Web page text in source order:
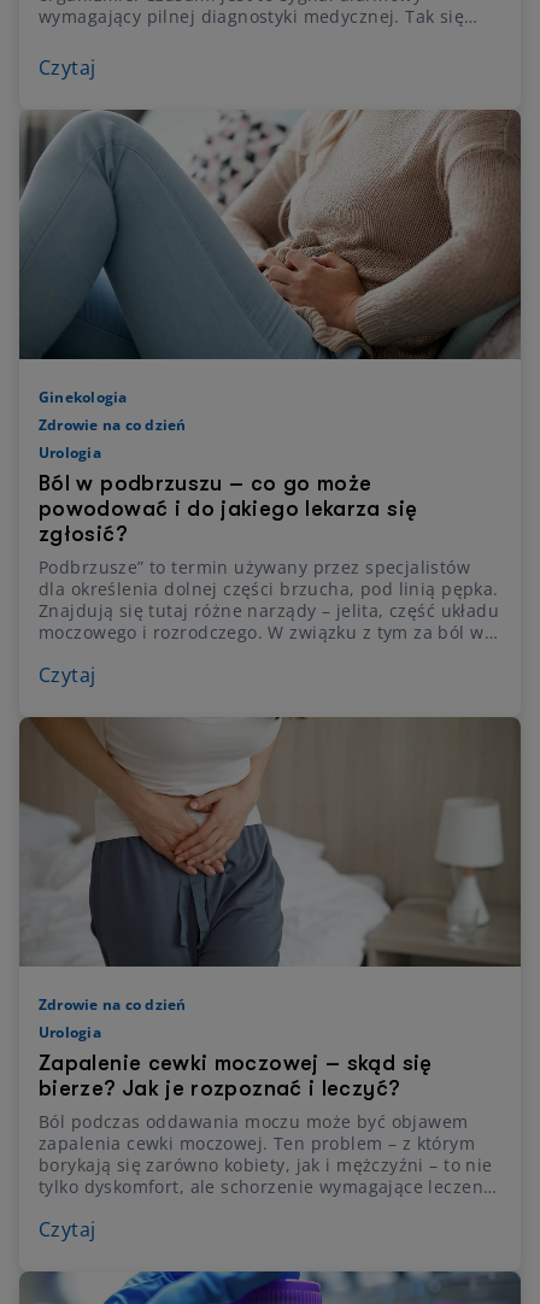
wymagający pilnej diagnostyki medycznej. Tak się
amoniaku. W większości przypadków śmierdzący
zapach moczu wynika z niedostatecznego
przyjmowanych leków. Nie ma więc powodu do
zmartwień. Zmiana zapachu moczu jest w pełni
naturalna w przypadku kobiet w ciąży i mija po
okresie połogu.
Czytaj
Ginekologia
Zdrowie na co dzień
Urologia
Ból w podbrzuszu – co go może
powodować i do jakiego lekarza się
zgłosić?
Podbrzusze” to termin używany przez specjalistów
dla określenia dolnej części brzucha, pod linią pępka.
Znajdują się tutaj różne narządy – jelita, część układu
moczowego i rozrodczego. W związku z tym za ból w
Sprawdź jakie!
Czytaj
Zdrowie na co dzień
Urologia
Zapalenie cewki moczowej – skąd się
bierze? Jak je rozpoznać i leczyć?
Ból podczas oddawania moczu może być objawem
zapalenia cewki moczowej. Ten problem – z którym
borykają się zarówno kobiety, jak i mężczyźni – to nie
tylko dyskomfort, ale schorzenie wymagające leczenia
Dowiedz się, jak rozpoznać i właściwie zdiagnozować
jak wygląda leczenie.
Czytaj